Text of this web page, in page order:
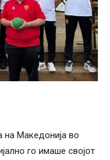
на Македонија во
го имаше својот